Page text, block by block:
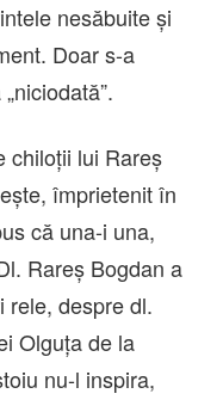
nesăbuite și
Doar s-a
chiloții lui Rareș
împrietenit în
că una-i una,
Rareș Bogdan a
rele, despre dl.
Olguța de la
nu-l inspira,